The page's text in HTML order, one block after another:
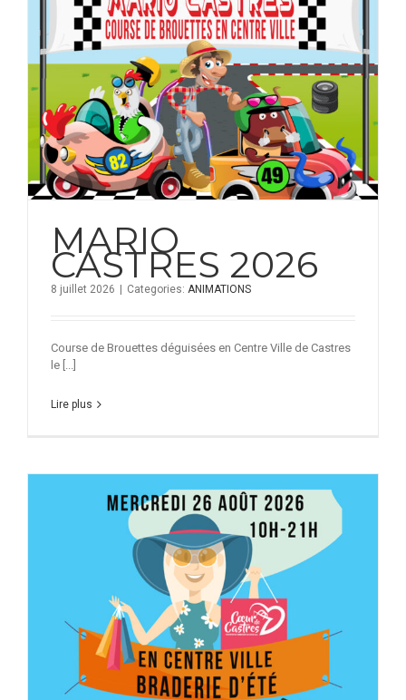
MARIO
CASTRES 2026
8 juillet 2026 | Categories: ANIMATIONS
Course de Brouettes déguisées en Centre Ville de Castres
le [...]
Lire plus